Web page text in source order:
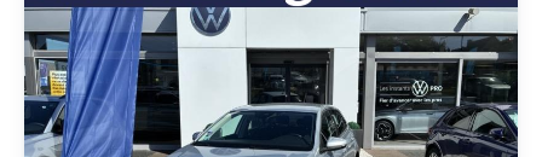
Miroir de courtoisie conducteur éclairé
Miroir de courtoisie passager éclairé
Phares avant LED
Plancher de coffre mobile